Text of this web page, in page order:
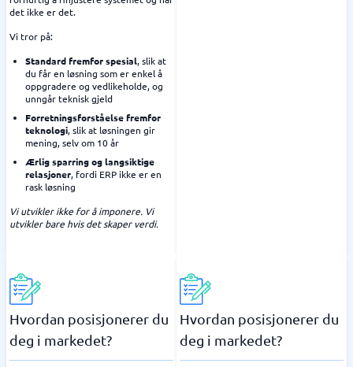
det ikke er det.
Vi tror på:
Standard fremfor spesial, slik at
du får en løsning som er enkel å
oppgradere og vedlikeholde, og
unngår teknisk gjeld
Forretningsforståelse fremfor
teknologi, slik at løsningen gir
mening, selv om 10 år
Ærlig sparring og langsiktige
relasjoner, fordi ERP ikke er en
rask løsning
Vi utvikler ikke for å imponere. Vi
utvikler bare hvis det skaper verdi.
Hvordan posisjonerer du
deg i markedet?
Hvordan posisjonerer du
deg i markedet?